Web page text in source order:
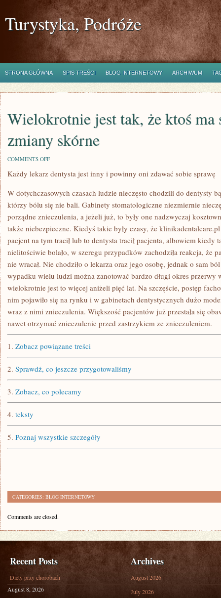
Turystyka, Podróże
STRONA GŁÓWNA SPIS TREŚCI BLOG INTERNETOWY ARCHIWUM
Wielokrotnie jest tak, że ktoś ma
zmiany skórne
COMMENTS OFFON
JEST
KTOŚ
MA
SZPECĄCE
ZMIANY
SKÓRNE
Każdy lekarz dentysta jest inny i powinny oni zdawać sobie sprawę
W dotychczasowych czasach ludzie nieczęsto chodzili do dentysty
którzy bólu się nie bali. Gabinety stomatologiczne niezmiernie
porządne znieczulenia, a jeżeli już, to były one nadzwyczaj
także niebezpieczne. Kiedyś takie były czasy, że
pacjent na tym tracił lub to dentysta tracił pacjenta, albowiem kiedy
nielitościwie bolało, w szeregu przypadków zachodziła reakcja, że
nie wracał. Nie chodziło o lekarza oraz jego osobę, jednak o sam
wypadku wielu ludzi można zanotować bardzo długi okres przerwy
wielokrotnie jest to więcej aniżeli pięć lat. Na szczęście, postęp
nim pojawiło się na rynku i w gabinetach dentystycznych dużo
wraz z nimi znieczulenia. Większość pacjentów już przestała się
nawet otrzymać znieczulenie przed zastrzykiem ze znieczuleniem.
1. Zobacz powiązane treści
2. Sprawdź, co jeszcze przygotowaliśmy
3. Zobacz, co polecamy
4. teksty
5. Poznaj wszystkie szczegóły
CATEGORIES: BLOG INTERNETOWY
Comments are closed.
Recent Posts
Diety przy chorobach
August 8, 2026
Archives
August 2026
July 2026